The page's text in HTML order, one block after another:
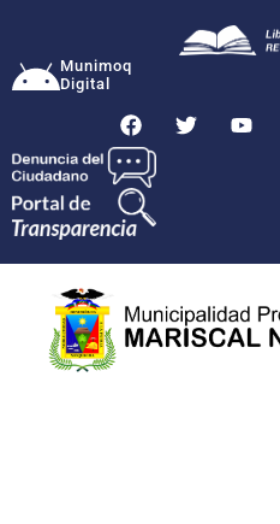
Munimoq
Digital